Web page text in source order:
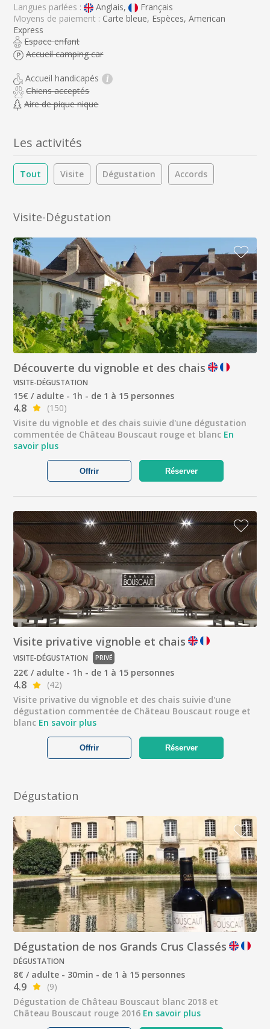
Langues parlées : Anglais,
Français
Moyens de paiement : Carte bleue, Espèces, American
Express
Espace enfant
Accueil camping car
Accueil handicapés i
Chiens acceptés
Aire de pique nique
Les activités
Tout Visite Dégustation Accords
Visite-Dégustation
Découverte du vignoble et des chais
VISITE-DÉGUSTATION
15€ / adulte - 1h - de 1 à 15 personnes
4.8
(150)
Visite du vignoble et des chais suivie d'une dégustation
commentée de Château Bouscaut rouge et blanc En
savoir plus
Réserver
Offrir
Visite privative vignoble et chais
VISITE-DÉGUSTATION PRIVÉ
22€ / adulte - 1h - de 1 à 15 personnes
4.8
(42)
Visite privative du vignoble et des chais suivie d'une
dégustation commentée de Château Bouscaut rouge et
blanc En savoir plus
Réserver
Offrir
Dégustation
Dégustation de nos Grands Crus Classés
DÉGUSTATION
8€ / adulte - 30min - de 1 à 15 personnes
4.9
(9)
Dégustation de Château Bouscaut blanc 2018 et
Château Bouscaut rouge 2016 En savoir plus